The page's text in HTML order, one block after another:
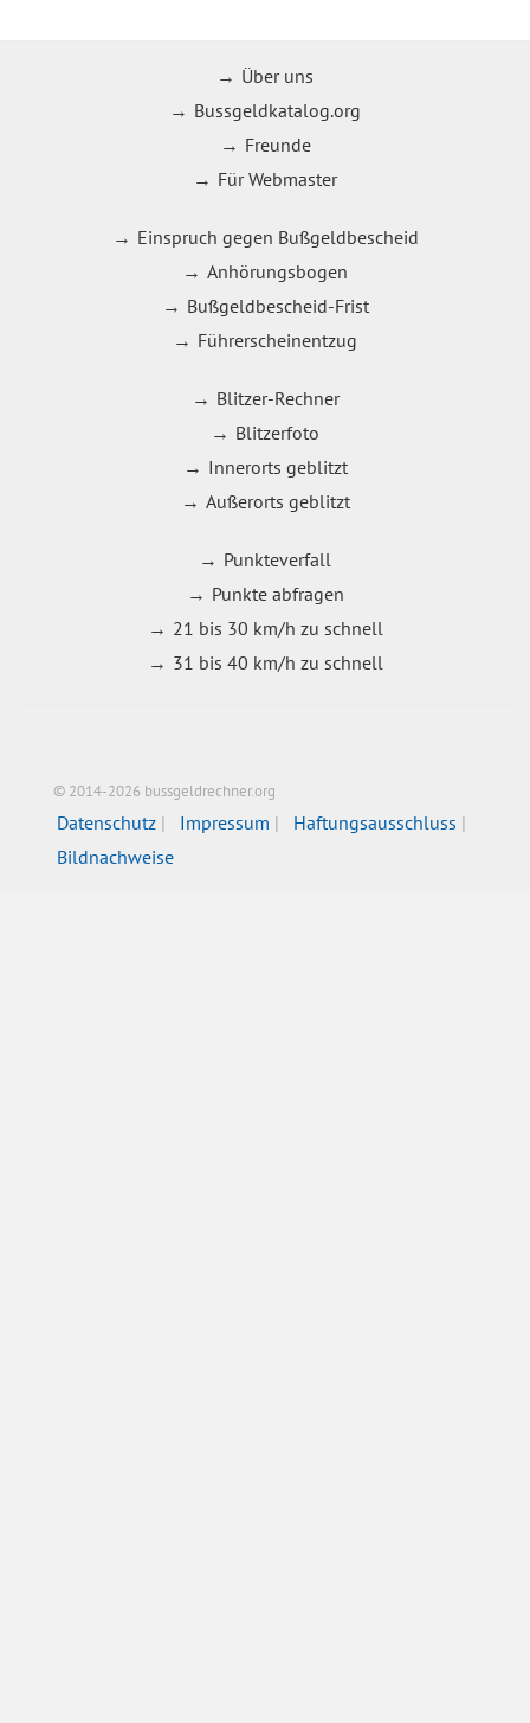
Über uns
Bussgeldkatalog.org
Freunde
Für Webmaster
Einspruch gegen Bußgeldbescheid
Anhörungsbogen
Bußgeldbescheid-Frist
Führerscheinentzug
Blitzer-Rechner
Blitzerfoto
Innerorts geblitzt
Außerorts geblitzt
Punkteverfall
Punkte abfragen
21 bis 30 km/h zu schnell
31 bis 40 km/h zu schnell
© 2014-2026 bussgeldrechner.org
Datenschutz Impressum
Haftungsausschluss
Bildnachweise